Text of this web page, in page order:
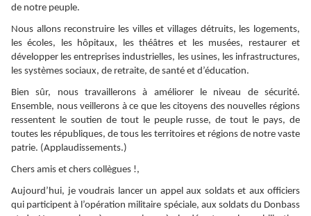
de notre peuple.
Nous allons reconstruire les villes et villages détruits, les logements,
les écoles, les hôpitaux, les théâtres et les musées, restaurer et
développer les entreprises industrielles, les usines, les infrastructures,
les systèmes sociaux, de retraite, de santé et d’éducation.
Bien sûr, nous travaillerons à améliorer le niveau de sécurité.
Ensemble, nous veillerons à ce que les citoyens des nouvelles régions
ressentent le soutien de tout le peuple russe, de tout le pays, de
toutes les républiques, de tous les territoires et régions de notre vaste
patrie. (Applaudissements.)
Chers amis et chers collègues !,
Aujourd’hui, je voudrais lancer un appel aux soldats et aux officiers
qui participent à l’opération militaire spéciale, aux soldats du Donbass